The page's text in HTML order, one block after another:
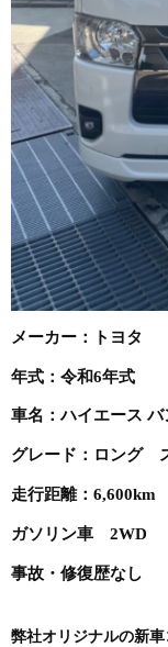
メーカー：トヨタ
年式：令和6年式
車名：ハイエース バ
グレード：ロング
走行距離：6,600km
ガソリン車 2WD
事故・修復歴なし
弊社オリジナルの新